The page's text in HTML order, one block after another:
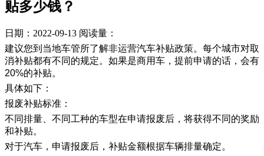
贴多少钱？
日期：2022-09-13 阅读量：
建议您到当地车管所了解非运营汽车补贴政策。每个城市对取
消补贴都有不同的规定。如果是商用车，提前申请的话，会有
20%的补贴。
具体如下：
报废补贴标准：
不同排量、不同工种的车型在申请报废后，将获得不同的奖励
和补贴。
对于汽车，申请报废后，补贴金额根据车辆排量确定。